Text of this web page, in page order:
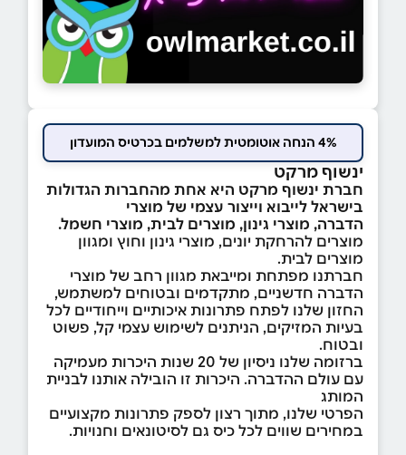
4% הנחה אוטומטית למשלמים בכרטיס המועדון
ינשוף מרקט
חברת ינשוף מרקט היא אחת מהחברות הגדולות
בישראל לייבוא וייצור עצמי של מוצרי
הדברה, מוצרי גינון, מוצרים לבית, מוצרי חשמל.
מוצרים להרחקת יונים, מוצרי גינון וחוץ ומגוון
מוצרים לבית.
חברתנו מפתחת ומייבאת מגוון רחב של מוצרי
הדברה חדשניים, מתקדמים ובטוחים למשתמש,
החזון שלנו לפתח פתרונות איכותיים וייחודיים לכל
בעיות המזיקים, הניתנים לשימוש עצמי קל, פשוט
ובטוח.
ברזומה שלנו ניסיון של 20 שנות היכרות מעמיקה
עם עולם ההדברה. היכרות זו הובילה אותנו לבניית
המותג
הפרטי שלנו, מתוך רצון לספק פתרונות מקצועיים
במחירים שווים לכל כיס גם לסיטונאים וחנויות.